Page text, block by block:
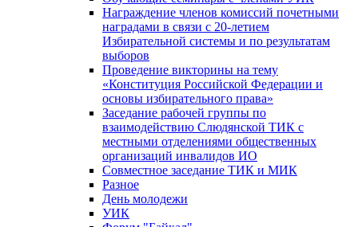
Награждение членов комиссий почетными
наградами в связи с 20-летием
Избирательной системы и по результатам
выборов
Проведение викторины на тему
«Конституция Российской Федерации и
основы избирательного права»
Заседание рабочей группы по
взаимодействию Слюдянской ТИК с
местными отделениями общественных
организаций инвалидов ИО
Совместное заседание ТИК и МИК
Разное
День молодежи
УИК